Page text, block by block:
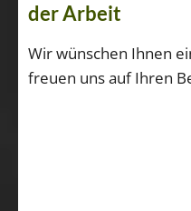
der Arbeit
Wir wünschen Ihnen
freuen uns auf Ihren